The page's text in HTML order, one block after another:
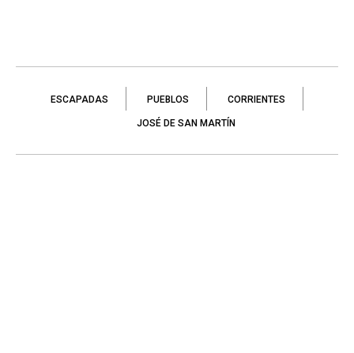
ESCAPADAS PUEBLOS CORRIENTES
JOSÉ DE SAN MARTÍN